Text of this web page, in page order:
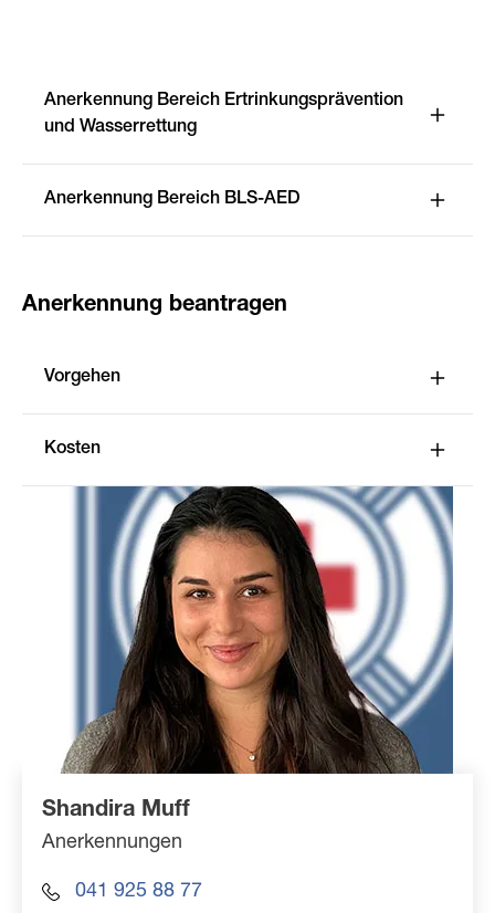
Anerkennung Bereich Ertrinkungsprävention
und Wasserrettung
Anerkennung Bereich BLS-AED
Anerkennung beantragen
Vorgehen
Kosten
Shandira Muff
Anerkennungen
041 925 88 77